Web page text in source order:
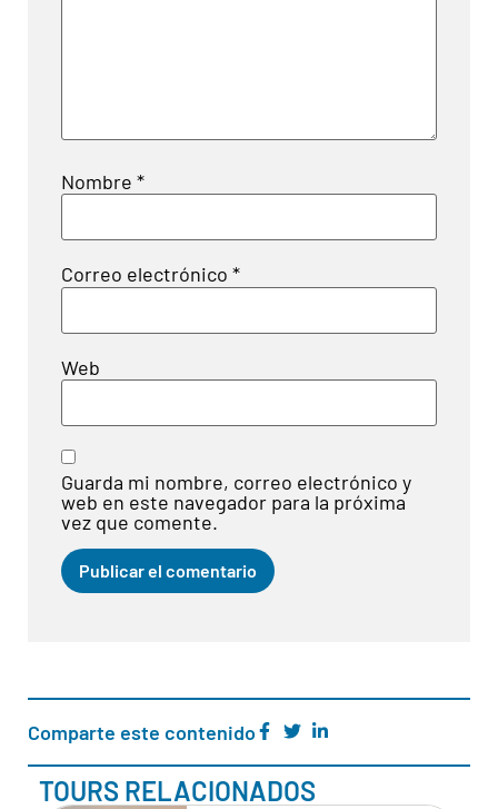
Nombre *
Correo electrónico *
Web
Guarda mi nombre, correo electrónico y
web en este navegador para la próxima
vez que comente.
Comparte este contenido
TOURS RELACIONADOS